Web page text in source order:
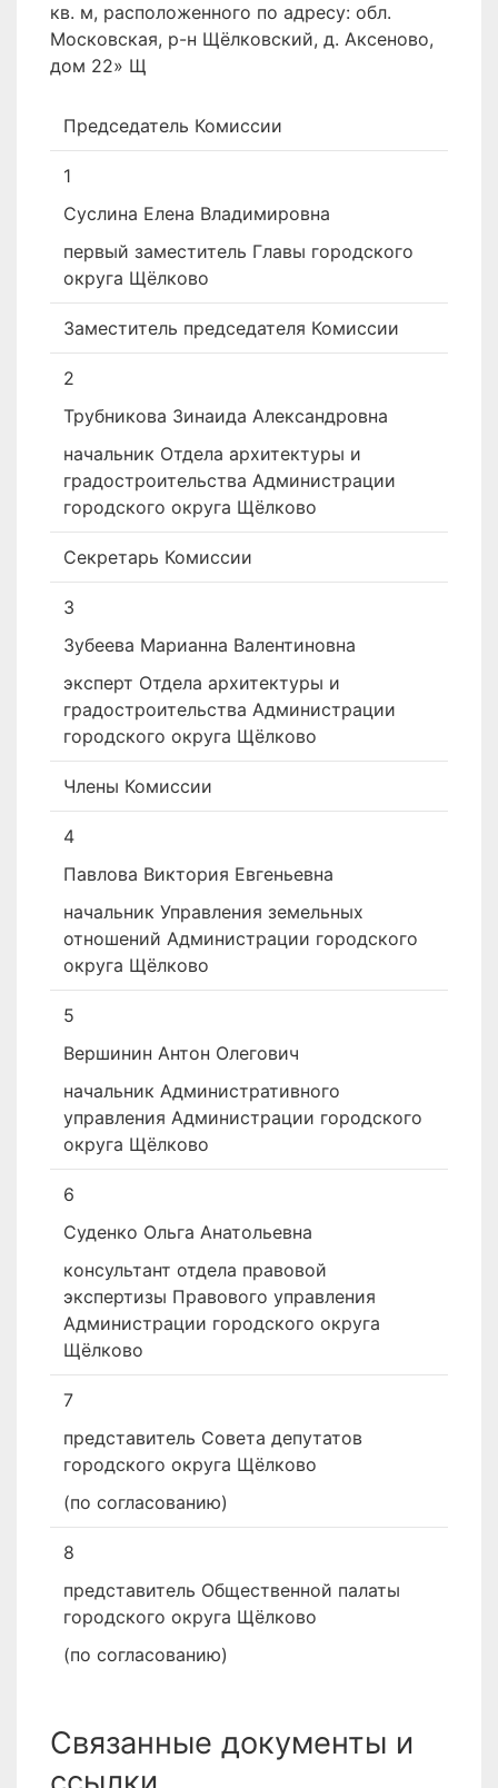
кв. м, расположенного по адресу: обл.
Московская, р-н Щёлковский, д. Аксеново,
дом 22» Щ
Председатель Комиссии
1
Суслина Елена Владимировна
первый заместитель Главы городского
округа Щёлково
Заместитель председателя Комиссии
2
Трубникова Зинаида Александровна
начальник Отдела архитектуры и
градостроительства Администрации
городского округа Щёлково
Секретарь Комиссии
3
Зубеева Марианна Валентиновна
эксперт Отдела архитектуры и
градостроительства Администрации
городского округа Щёлково
Члены Комиссии
4
Павлова Виктория Евгеньевна
начальник Управления земельных
отношений Администрации городского
округа Щёлково
5
Вершинин Антон Олегович
начальник Административного
управления Администрации городского
округа Щёлково
6
Суденко Ольга Анатольевна
консультант отдела правовой
экспертизы Правового управления
Администрации городского округа
Щёлково
7
представитель Совета депутатов
городского округа Щёлково
(по согласованию)
8
представитель Общественной палаты
городского округа Щёлково
(по согласованию)
Связанные документы и